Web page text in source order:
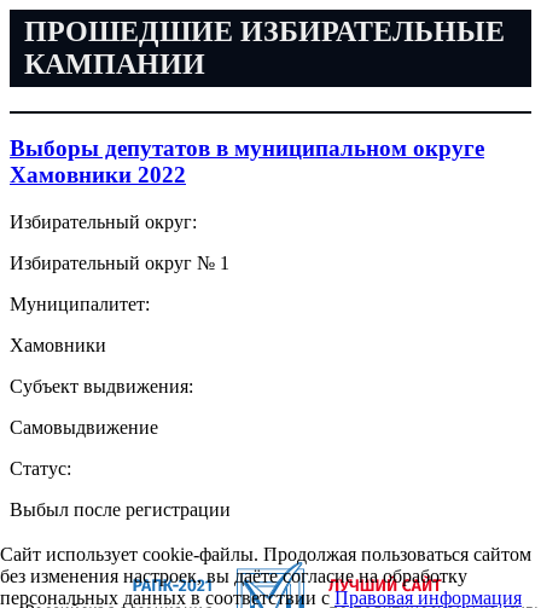
ПРОШЕДШИЕ ИЗБИРАТЕЛЬНЫЕ
КАМПАНИИ
Выборы депутатов в муниципальном округе
Хамовники 2022
Избирательный округ:
Избирательный округ № 1
Муниципалитет:
Хамовники
Субъект выдвижения:
Самовыдвижение
Статус:
Выбыл после регистрации
Сайт использует cookie-файлы. Продолжая пользоваться сайтом
без изменения настроек, вы даёте согласие на обработку
персональных данных в соответствии сПравовая информация